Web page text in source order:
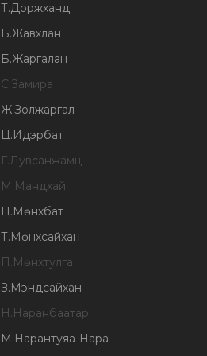
Т.Доржханд
Б.Жавхлан
Б.Жаргалан
С.Замира
Ж.Золжаргал
Ц.Идэрбат
Г.Лувсанжамц
М.Мандхай
Ц.Мөнхбат
Т.Мөнхсайхан
П.Мөнхтулга
З.Мэндсайхан
Н.Наранбаатар
М.Нарантуяа-Нара